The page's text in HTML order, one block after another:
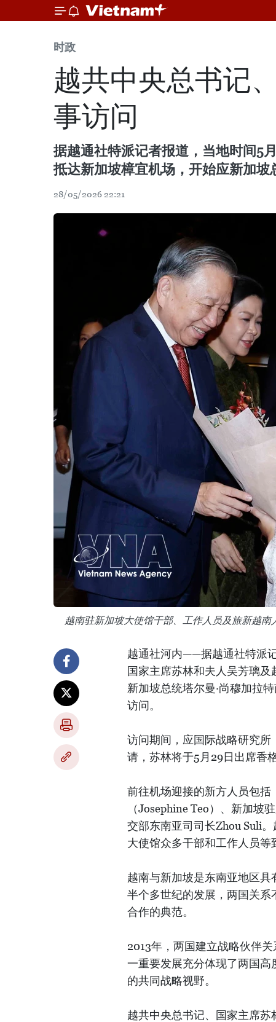
时政
越共中央总书记
事访问
据越通社特派记者报道，当地时间5
抵达新加坡樟宜机场，开始应新加坡
28/05/2026 22:21
越南驻新加坡大使馆干部、工作人员及旅新越
越通社河内——据越通社特派
国家主席苏林和夫人吴芳璃
新加坡总统塔尔曼·尚穆加拉
访问。
访问期间，应国际战略研究所
请，苏林将于5月29日出席香
前往机场迎接的新方人员包括
（Josephine Teo）、新加坡
交部东南亚司司长Zhou Suli
大使馆众多干部和工作人员等
越南与新加坡是东南亚地区
半个多世纪的发展，两国关
合作的典范。
2013年，两国建立战略伙伴
一重要发展充分体现了两国
的共同战略视野。
越共中央总书记、国家主席